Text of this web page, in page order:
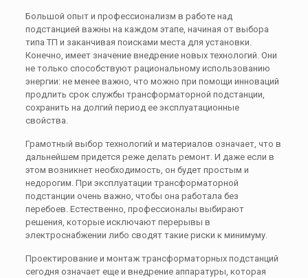
Большой опыт и профессионализм в работе над
подстанцией важны на каждом этапе, начиная от выбора
типа ТП и заканчивая поисками места для установки.
Конечно, имеет значение внедрение новых технологий. Они
не только способствуют рациональному использованию
энергии: не менее важно, что можно при помощи инноваций
продлить срок службы трансформаторной подстанции,
сохранить на долгий период ее эксплуатационные
свойства.
Грамотный выбор технологий и материалов означает, что в
дальнейшем придется реже делать ремонт. И даже если в
этом возникнет необходимость, он будет простым и
недорогим. При эксплуатации трансформаторной
подстанции очень важно, чтобы она работала без
перебоев. Естественно, профессионалы выбирают
решения, которые исключают перерывы в
электроснабжении либо сводят такие риски к минимуму.
Проектирование и монтаж трансформаторных подстанций
сегодня означает еще и внедрение аппаратуры, которая